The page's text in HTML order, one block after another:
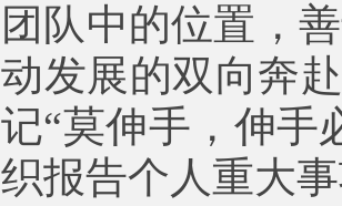
团队中的位置，
动发展的双向奔
记“莫伸手，伸手
织报告个人重大